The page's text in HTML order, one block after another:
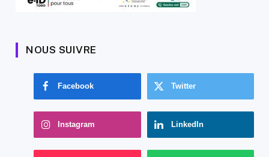
NOUS SUIVRE
Facebook Twitter
Instagram LinkedIn